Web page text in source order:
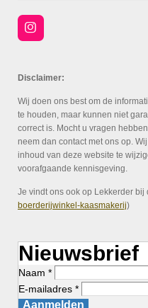
I
n
a
r
a
m
Disclaimer:
Wij doen ons best om de
te houden, maar kunnen niet
correct is. Mocht u vragen
neem dan contact met ons op.
inhoud van deze website te
voorafgaande kennisgeving.
Je vindt ons ook op Lekkerder bij
boerderijwinkel-kaasmakerij)
Nieuwsbrief
Naam *
E-mailadres *
Aanmelden